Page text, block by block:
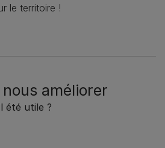
le territoire !
améliorer
été utile ?